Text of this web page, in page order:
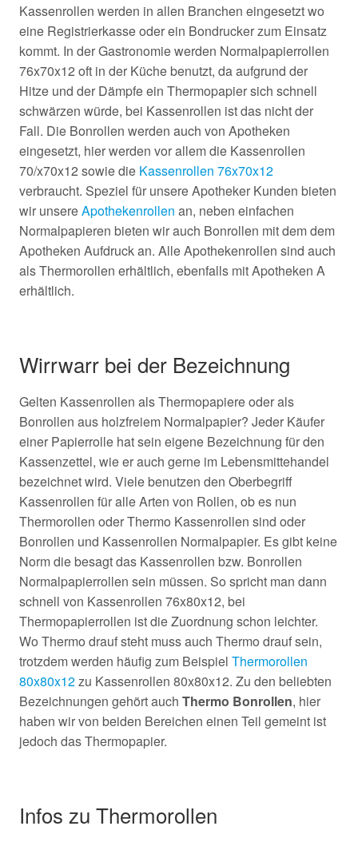
Kassenrollen werden in allen Branchen eingesetzt wo
eine Registrierkasse oder ein Bondrucker zum Einsatz
kommt. In der Gastronomie werden Normalpapierrollen
76x70x12 oft in der Küche benutzt, da aufgrund der
Hitze und der Dämpfe ein Thermopapier sich schnell
schwärzen würde, bei Kassenrollen ist das nicht der
Fall. Die Bonrollen werden auch von Apotheken
eingesetzt, hier werden vor allem die Kassenrollen
70/x70x12 sowie die Kassenrollen 76x70x12
verbraucht. Speziel für unsere Apotheker Kunden bieten
wir unsereApothekenrollen an, neben einfachen
Normalpapieren bieten wir auch Bonrollen mit dem dem
Apotheken Aufdruck an. Alle Apothekenrollen sind auch
als Thermorollen erhältlich, ebenfalls mit Apotheken A
erhältlich.
Wirrwarr bei der Bezeichnung
Gelten Kassenrollen als Thermopapiere oder als
Bonrollen aus holzfreiem Normalpapier? Jeder Käufer
einer Papierrolle hat sein eigene Bezeichnung für den
Kassenzettel, wie er auch gerne im Lebensmittehandel
bezeichnet wird. Viele benutzen den Oberbegriff
Kassenrollen für alle Arten von Rollen, ob es nun
Thermorollen oder Thermo Kassenrollen sind oder
Bonrollen und Kassenrollen Normalpapier. Es gibt keine
Norm die besagt das Kassenrollen bzw. Bonrollen
Normalpapierrollen sein müssen. So spricht man dann
schnell von Kassenrollen 76x80x12, bei
Thermopapierrollen ist die Zuordnung schon leichter.
Wo Thermo drauf steht muss auch Thermo drauf sein,
trotzdem werden häufig zum Beispiel Thermorollen
80x80x12zu Kassenrollen 80x80x12. Zu den beliebten
Bezeichnungen gehört auch Thermo Bonrollen, hier
haben wir von beiden Bereichen einen Teil gemeint ist
jedoch das Thermopapier.
Infos zu Thermorollen